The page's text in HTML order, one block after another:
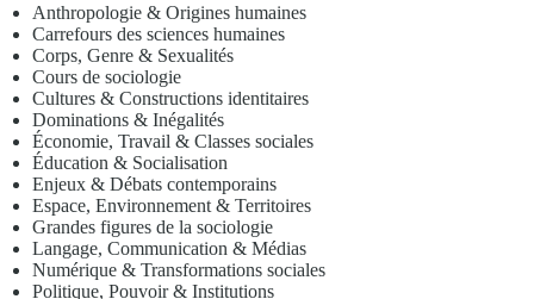
Anthropologie & Origines humaines
Carrefours des sciences humaines
Corps, Genre & Sexualités
Cours de sociologie
Cultures & Constructions identitaires
Dominations & Inégalités
Économie, Travail & Classes sociales
Éducation & Socialisation
Enjeux & Débats contemporains
Espace, Environnement & Territoires
Grandes figures de la sociologie
Langage, Communication & Médias
Numérique & Transformations sociales
Politique, Pouvoir & Institutions